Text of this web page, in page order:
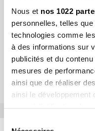
Nous et nos 1022
personnelles, telles
technologies comme
à des informations sur
publicités et du
mesures de
ainsi que de réaliser
ainsi le développement